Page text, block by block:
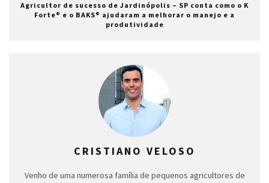
Agricultor de sucesso de Jardinópolis – SP conta como o K
Forte® e o BAKS® ajudaram a melhorar o manejo e a
produtividade
CRISTIANO VELOSO
Venho de uma numerosa família de pequenos agricultores de